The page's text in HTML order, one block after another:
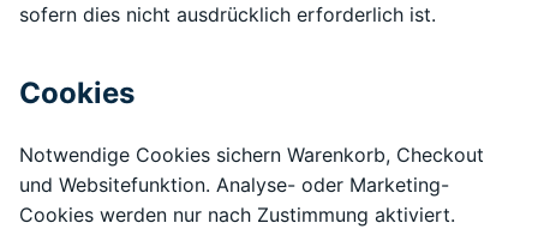
sofern dies nicht ausdrücklich erforderlich ist.
Cookies
Notwendige Cookies sichern Warenkorb, Checkout
und Websitefunktion. Analyse- oder Marketing-
Cookies werden nur nach Zustimmung aktiviert.